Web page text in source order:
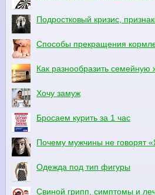
Подростковый кризис,
Способы прекращения
Как разнообразить семейную
Хочу замуж
Бросаем курить за 1 час
Почему мужчины не говорят
Одежда под тип фигуры
Свиной грипп, симптомы и